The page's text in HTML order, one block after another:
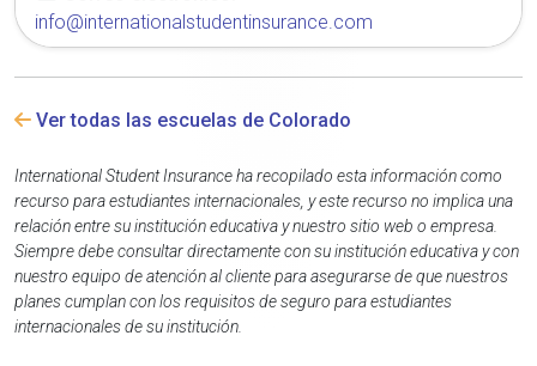
info@internationalstudentinsurance.com
Ver todas las escuelas de Colorado
International Student Insurance ha recopilado esta información como
recurso para estudiantes internacionales, y este recurso no implica una
relación entre su institución educativa y nuestro sitio web o empresa.
Siempre debe consultar directamente con su institución educativa y con
nuestro equipo de atención al cliente para asegurarse de que nuestros
planes cumplan con los requisitos de seguro para estudiantes
internacionales de su institución.